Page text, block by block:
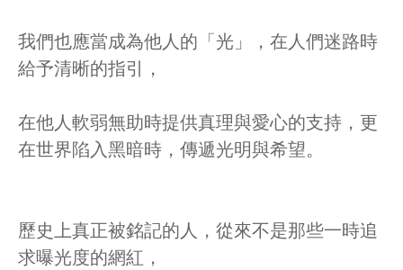
我們也應當成為他人的「光」，在人們迷路時
給予清晰的指引，
在他人軟弱無助時提供真理與愛心的支持，更
在世界陷入黑暗時，傳遞光明與希望。
歷史上真正被銘記的人，從來不是那些一時追
求曝光度的網紅，